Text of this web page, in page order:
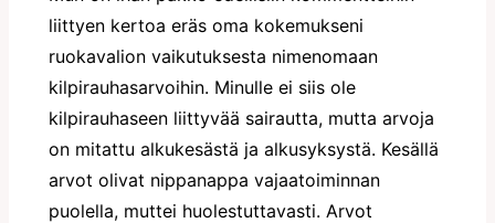
liittyen kertoa eräs oma kokemukseni
ruokavalion vaikutuksesta nimenomaan
kilpirauhasarvoihin. Minulle ei siis ole
kilpirauhaseen liittyvää sairautta, mutta arvoja
on mitattu alkukesästä ja alkusyksystä. Kesällä
arvot olivat nippanappa vajaatoiminnan
puolella, muttei huolestuttavasti. Arvot